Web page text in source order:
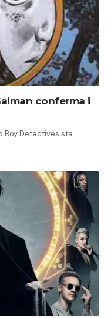
conferma i
Boy Detectives sta